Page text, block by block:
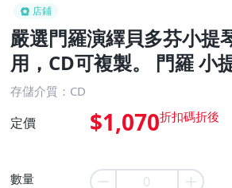
店鋪
嚴選門羅演繹貝多芬小提
用，CD可複製。 門羅 小
存儲介質：CD
定價 $1,070
數量